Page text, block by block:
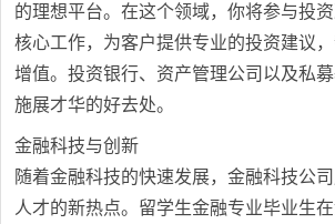
的理想平台。在这个领域，你将参与投
核心工作，为客户提供专业的投资建议
增值。投资银行、资产管理公司以及私
施展才华的好去处。
金融科技与创新
随着金融科技的快速发展，金融科技公
人才的新热点。留学生金融专业毕业生